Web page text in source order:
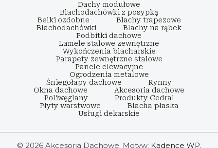
Dachy modułowe
Blachodachówki z posypką
Belki ozdobne
Blachy trapezowe
Blachodachówki
Blachy na rąbek
Podbitki dachowe
Lamele stalowe zewnętrzne
Wykończenia blacharskie
Parapety zewnętrzne stalowe
Panele elewacyjne
Ogrodzenia metalowe
Śniegołapy dachowe
Rynny
Okna dachowe
Akcesoria dachowe
Poliwęglany
Produkty Cedral
Płyty warstwowe
Blacha płaska
Usługi dekarskie
© 2026 Akcesoria Dachowe. Motyw: Kadence WP.